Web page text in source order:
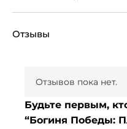
Отзывы
Отзывов пока нет.
Будьте первым,
“Богиня Победы: